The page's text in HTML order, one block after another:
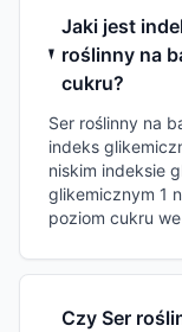
Jaki jest
roślinny na
cukru?
Ser roślinny na
indeks
niskim indeksie
glikemicznym 1
poziom cukru
Czy Ser